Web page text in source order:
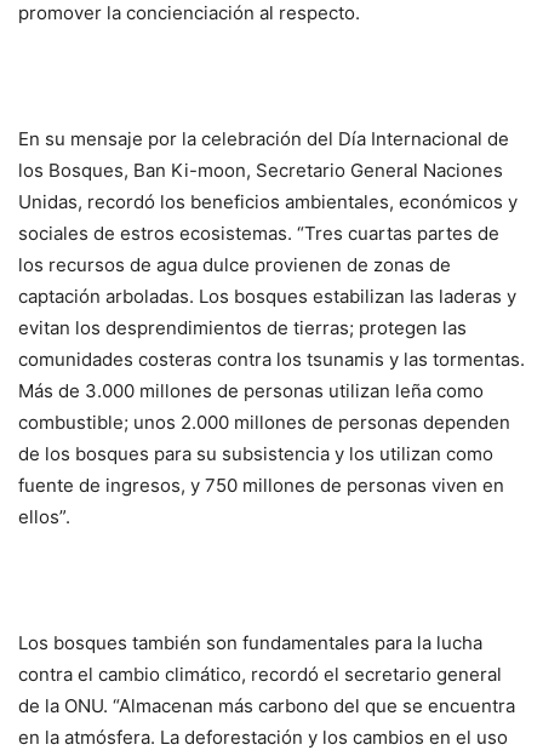
promover la concienciación al respecto.
En su mensaje por la celebración del Día Internacional de
los Bosques, Ban Ki-moon, Secretario General Naciones
Unidas, recordó los beneficios ambientales, económicos y
sociales de estros ecosistemas. “Tres cuartas partes de
los recursos de agua dulce provienen de zonas de
captación arboladas. Los bosques estabilizan las laderas y
evitan los desprendimientos de tierras; protegen las
comunidades costeras contra los tsunamis y las tormentas.
Más de 3.000 millones de personas utilizan leña como
combustible; unos 2.000 millones de personas dependen
de los bosques para su subsistencia y los utilizan como
fuente de ingresos, y 750 millones de personas viven en
ellos”.
Los bosques también son fundamentales para la lucha
contra el cambio climático, recordó el secretario general
de la ONU. “Almacenan más carbono del que se encuentra
en la atmósfera. La deforestación y los cambios en el uso